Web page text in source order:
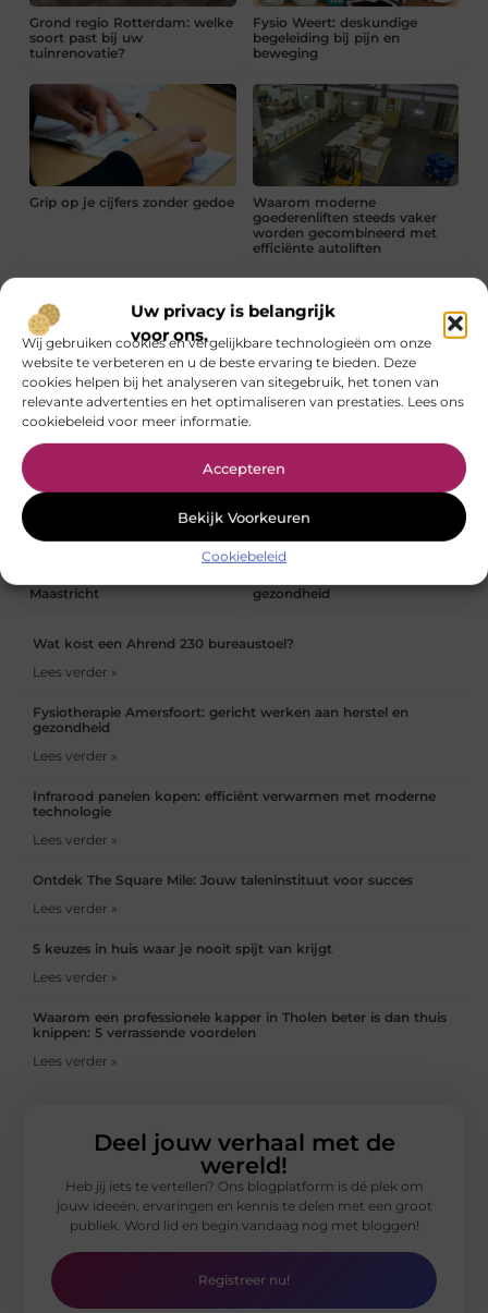
Uw privacy is belangrijk
voor ons.
Wij gebruiken cookies en vergelijkbare technologieën om onze
website te verbeteren en u de beste ervaring te bieden. Deze
cookies helpen bij het analyseren van sitegebruik, het tonen van
relevante advertenties en het optimaliseren van prestaties. Lees ons
cookiebeleid voor meer informatie.
Accepteren
Bekijk Voorkeuren
Cookiebeleid
Grond regio Rotterdam: welke
soort past bij uw
tuinrenovatie?
Fysio Weert: deskundige
begeleiding bij pijn en
beweging
Grip op je cijfers zonder gedoe
Waarom moderne
goederenliften steeds vaker
worden gecombineerd met
efficiënte autoliften
Hoe begin je met technische
SEO?
werk
Maastricht
Fysio Bleiswijk: De juiste zorg
gezondheid
Wat kost een Ahrend 230 bureaustoel?
Lees verder »
Fysiotherapie Amersfoort: gericht werken aan herstel en
gezondheid
Lees verder »
Infrarood panelen kopen: efficiënt verwarmen met moderne
technologie
Lees verder »
Ontdek The Square Mile: Jouw taleninstituut voor succes
Lees verder »
5 keuzes in huis waar je nooit spijt van krijgt
Lees verder »
Waarom een professionele kapper in Tholen beter is dan thuis
knippen: 5 verrassende voordelen
Lees verder »
Deel jouw verhaal met de
wereld!
Heb jij iets te vertellen? Ons blogplatform is dé plek om
jouw ideeën, ervaringen en kennis te delen met een groot
publiek. Word lid en begin vandaag nog met bloggen!
Registreer nu!